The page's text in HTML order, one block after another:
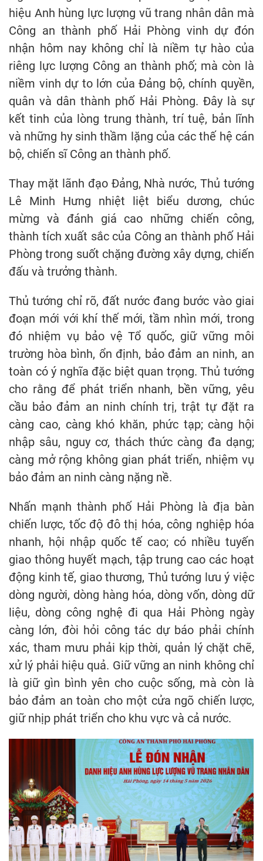
hiệu Anh hùng lực lượng vũ trang nhân dân mà
Công an thành phố Hải Phòng vinh dự đón
nhận hôm nay không chỉ là niềm tự hào của
riêng lực lượng Công an thành phố; mà còn là
niềm vinh dự to lớn của Đảng bộ, chính quyền,
quân và dân thành phố Hải Phòng. Đây là sự
kết tinh của lòng trung thành, trí tuệ, bản lĩnh
và những hy sinh thầm lặng của các thế hệ cán
bộ, chiến sĩ Công an thành phố.
Thay mặt lãnh đạo Đảng, Nhà nước, Thủ tướng
Lê Minh Hưng nhiệt liệt biểu dương, chúc
mừng và đánh giá cao những chiến công,
thành tích xuất sắc của Công an thành phố Hải
Phòng trong suốt chặng đường xây dựng, chiến
đấu và trưởng thành.
Thủ tướng chỉ rõ, đất nước đang bước vào giai
đoạn mới với khí thế mới, tầm nhìn mới, trong
đó nhiệm vụ bảo vệ Tổ quốc, giữ vững môi
trường hòa bình, ổn định, bảo đảm an ninh, an
toàn có ý nghĩa đặc biệt quan trọng. Thủ tướng
cho rằng để phát triển nhanh, bền vững, yêu
cầu bảo đảm an ninh chính trị, trật tự đặt ra
càng cao, càng khó khăn, phức tạp; càng hội
nhập sâu, nguy cơ, thách thức càng đa dạng;
càng mở rộng không gian phát triển, nhiệm vụ
bảo đảm an ninh càng nặng nề.
Nhấn mạnh thành phố Hải Phòng là địa bàn
chiến lược, tốc độ đô thị hóa, công nghiệp hóa
nhanh, hội nhập quốc tế cao; có nhiều tuyến
giao thông huyết mạch, tập trung cao các hoạt
động kinh tế, giao thương, Thủ tướng lưu ý việc
dòng người, dòng hàng hóa, dòng vốn, dòng dữ
liệu, dòng công nghệ đi qua Hải Phòng ngày
càng lớn, đòi hỏi công tác dự báo phải chính
xác, tham mưu phải kịp thời, quản lý chặt chẽ,
xử lý phải hiệu quả. Giữ vững an ninh không chỉ
là giữ gìn bình yên cho cuộc sống, mà còn là
bảo đảm an toàn cho một cửa ngõ chiến lược,
giữ nhịp phát triển cho khu vực và cả nước.